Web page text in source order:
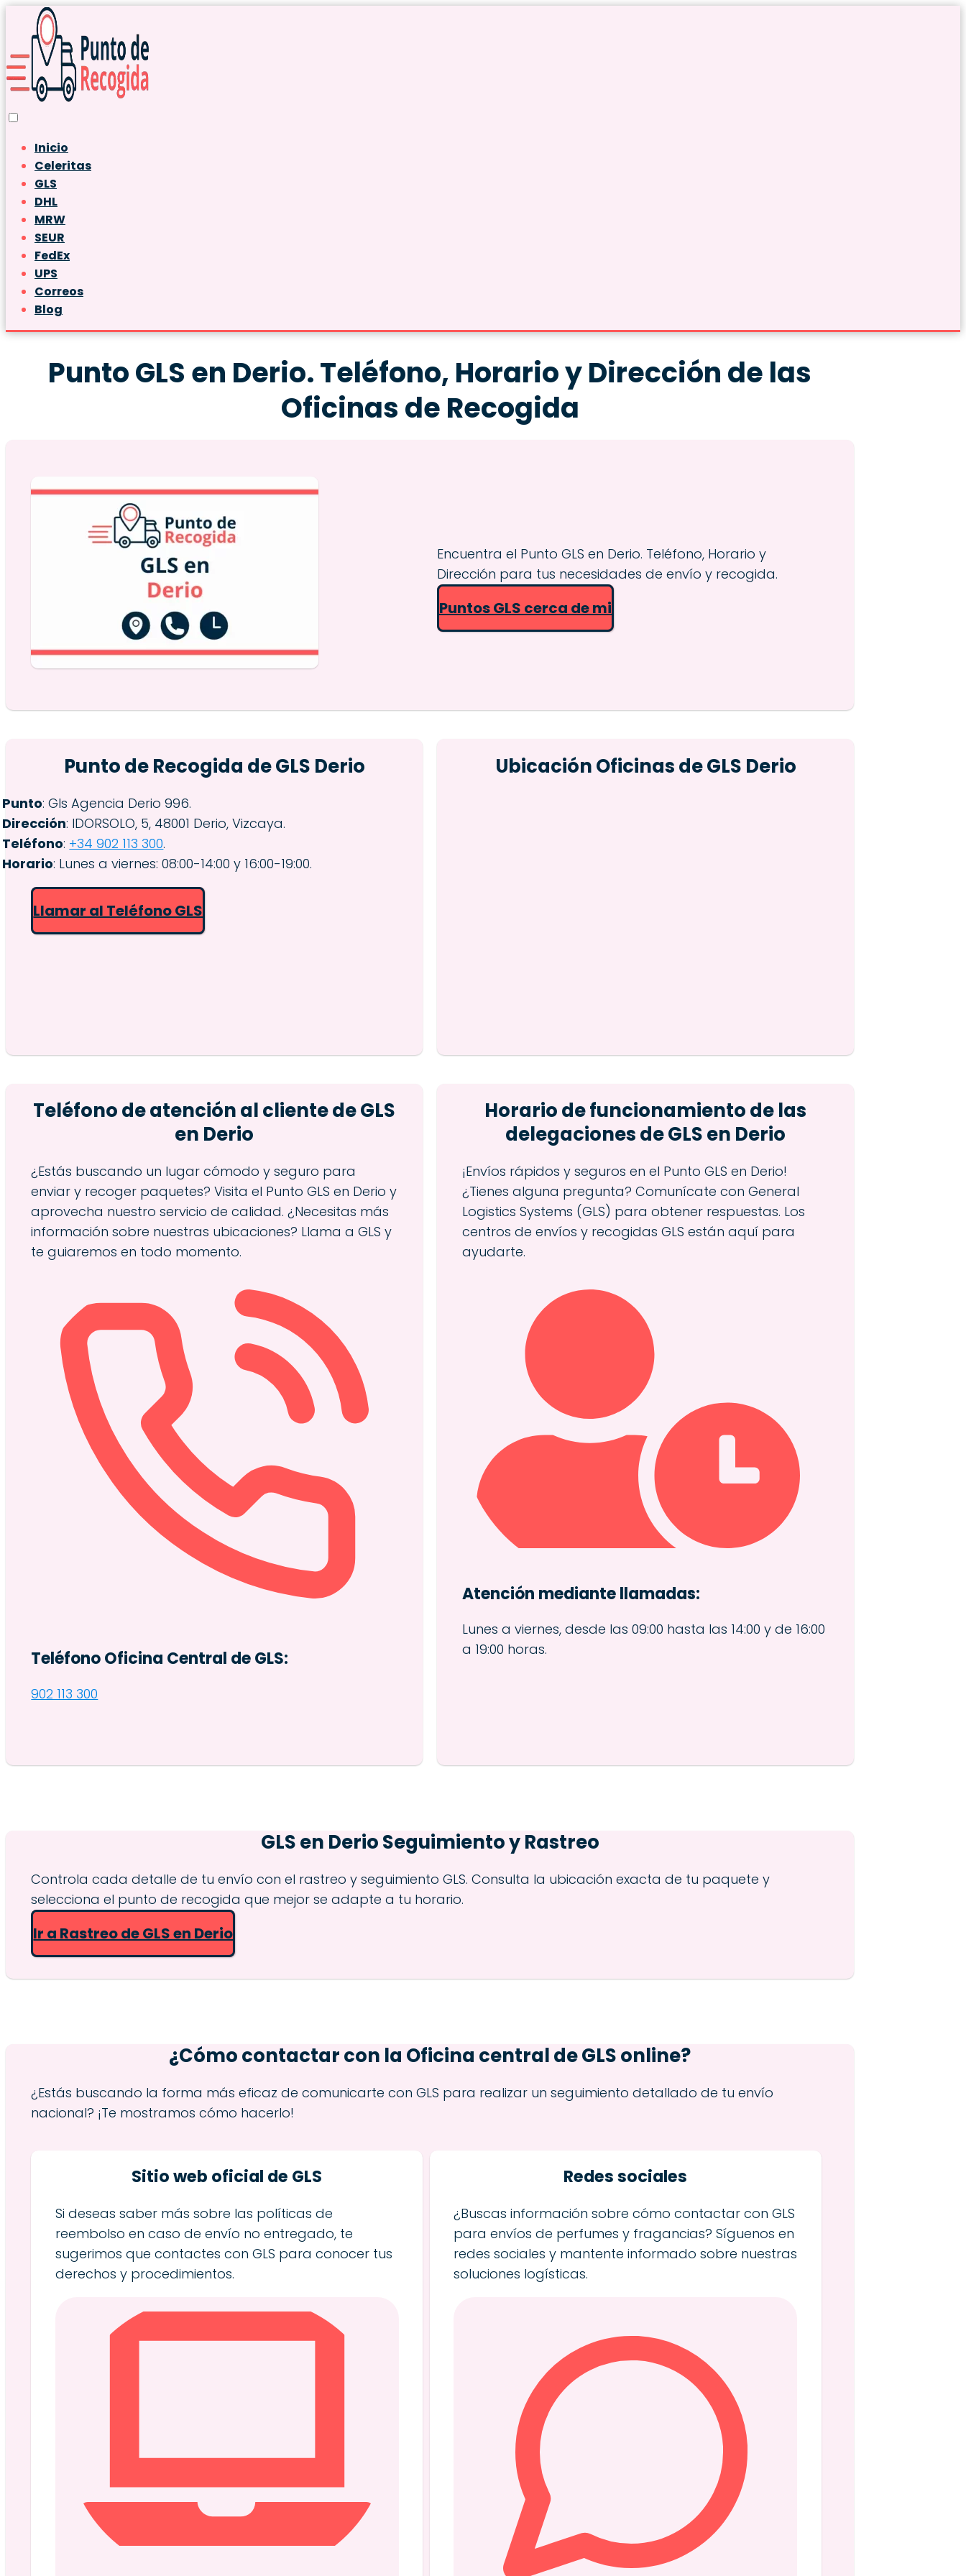
Inicio
Celeritas
GLS
DHL
MRW
SEUR
FedEx
UPS
Correos
Blog
Punto GLS en Derio. Teléfono, Horario y Dirección de las
Oficinas de Recogida
Encuentra el Punto GLS en Derio. Teléfono, Horario y
Dirección para tus necesidades de envío y recogida.
Puntos GLS cerca de mi
Punto de Recogida de GLS Derio
Punto: Gls Agencia Derio 996.
Dirección: IDORSOLO, 5, 48001 Derio, Vizcaya.
Teléfono: +34 902 113 300.
Horario: Lunes a viernes: 08:00-14:00 y 16:00-19:00.
Llamar al Teléfono GLS
Ubicación Oficinas de GLS Derio
Teléfono de atención al cliente de GLS
en Derio
¿Estás buscando un lugar cómodo y seguro para
enviar y recoger paquetes? Visita el Punto GLS en Derio y
aprovecha nuestro servicio de calidad. ¿Necesitas más
información sobre nuestras ubicaciones? Llama a GLS y
te guiaremos en todo momento.
Teléfono Oficina Central de GLS:
902 113 300
Horario de funcionamiento de las
delegaciones de GLS en Derio
¡Envíos rápidos y seguros en el Punto GLS en Derio!
¿Tienes alguna pregunta? Comunícate con General
Logistics Systems (GLS) para obtener respuestas. Los
centros de envíos y recogidas GLS están aquí para
ayudarte.
Atención mediante llamadas:
Lunes a viernes, desde las 09:00 hasta las 14:00 y de 16:00
a 19:00 horas.
GLS en DerioSeguimiento y Rastreo
Controla cada detalle de tu envío con el rastreo y seguimiento GLS. Consulta la ubicación exacta de tu paquete y
selecciona el punto de recogida que mejor se adapte a tu horario.
Ir a Rastreo de GLS en Derio
¿Cómo contactar con la Oficina central de GLS online?
¿Estás buscando la forma más eficaz de comunicarte con GLS para realizar un seguimiento detallado de tu envío
nacional? ¡Te mostramos cómo hacerlo!
Sitio web oficial de GLS
Si deseas saber más sobre las políticas de
reembolso en caso de envío no entregado, te
sugerimos que contactes con GLS para conocer tus
derechos y procedimientos.
Redes sociales
¿Buscas información sobre cómo contactar con GLS
para envíos de perfumes y fragancias? Síguenos en
redes sociales y mantente informado sobre nuestras
soluciones logísticas.